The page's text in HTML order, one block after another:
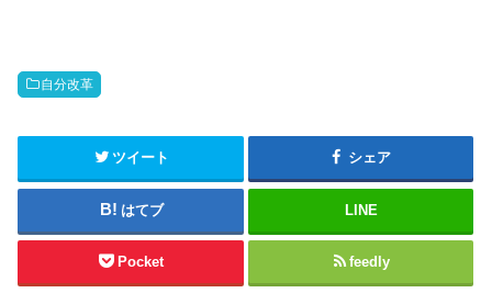
自分改革
ツイート シェア
はてブ LINE
Pocket feedly